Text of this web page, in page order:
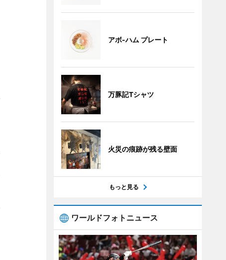
アボ-ハム プレート
万豚記Tシャツ
火災の痕跡が残る壁面
もっと見る
ワールドフォトニュース